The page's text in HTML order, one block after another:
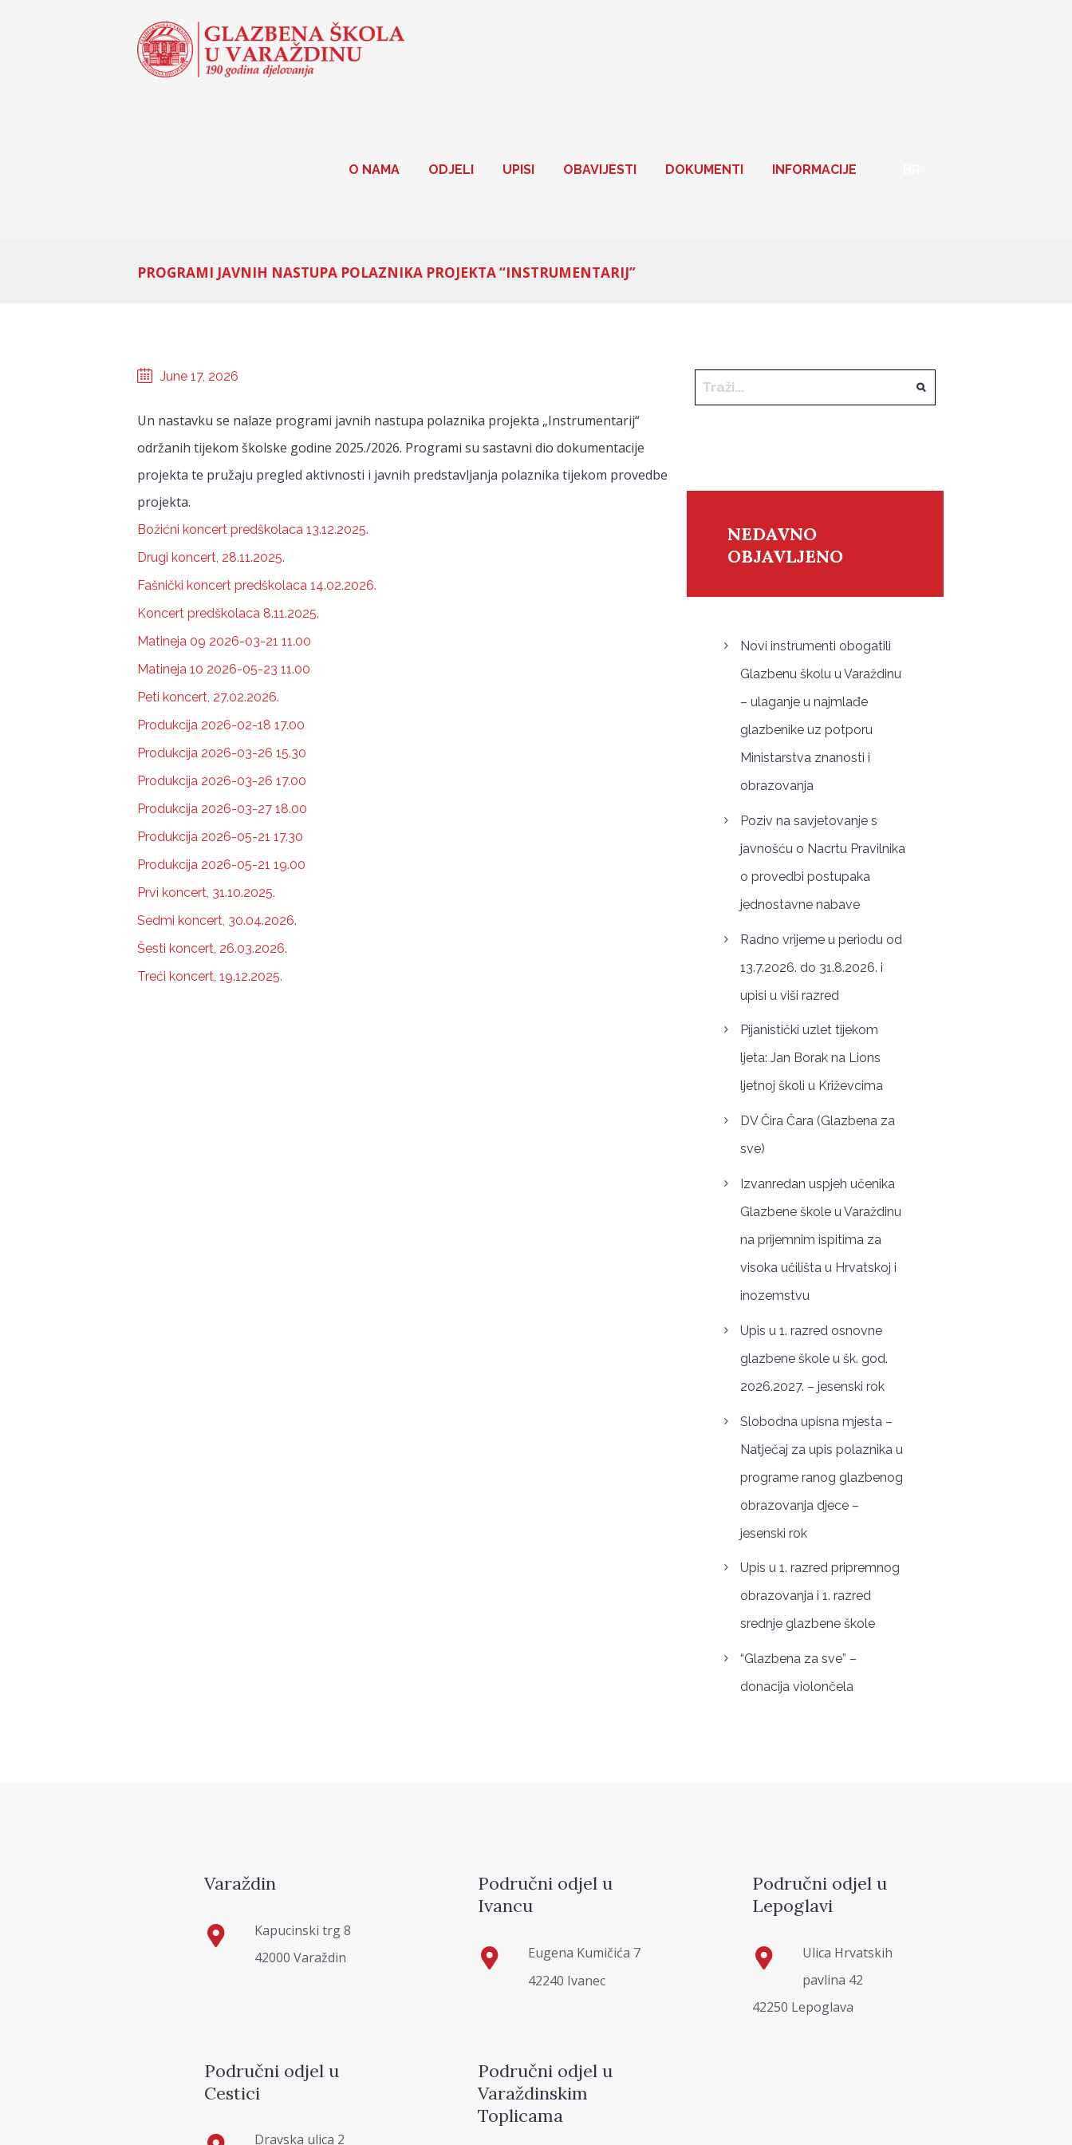
O NAMA ODJELI UPISI OBAVIJESTI DOKUMENTI INFORMACIJE
PROGRAMI JAVNIH NASTUPA POLAZNIKA PROJEKTA “INSTRUMENTARIJ”
June 17, 2026
Un nastavku se nalaze programi javnih nastupa polaznika projekta „Instrumentarij“
održanih tijekom školske godine 2025./2026. Programi su sastavni dio dokumentacije
projekta te pružaju pregled aktivnosti i javnih predstavljanja polaznika tijekom provedbe
projekta.
Božićni koncert predškolaca 13.12.2025.
Drugi koncert, 28.11.2025.
Fašnički koncert predškolaca 14.02.2026.
Koncert predškolaca 8.11.2025.
Matineja 09 2026-03-21 11.00
Matineja 10 2026-05-23 11.00
Peti koncert, 27.02.2026.
Produkcija 2026-02-18 17.00
Produkcija 2026-03-26 15.30
Produkcija 2026-03-26 17.00
Produkcija 2026-03-27 18.00
Produkcija 2026-05-21 17.30
Produkcija 2026-05-21 19.00
Prvi koncert, 31.10.2025.
Sedmi koncert, 30.04.2026.
Šesti koncert, 26.03.2026.
Treći koncert, 19.12.2025.
NEDAVNO
OBJAVLJENO
Novi instrumenti obogatili
Glazbenu školu u Varaždinu
– ulaganje u najmlađe
glazbenike uz potporu
Ministarstva znanosti i
obrazovanja
Poziv na savjetovanje s
javnošću o Nacrtu Pravilnika
o provedbi postupaka
jednostavne nabave
Radno vrijeme u periodu od
13.7.2026. do 31.8.2026. i
upisi u viši razred
Pijanistički uzlet tijekom
ljeta: Jan Borak na Lions
ljetnoj školi u Križevcima
DV Čira Čara (Glazbena za
sve)
Izvanredan uspjeh učenika
Glazbene škole u Varaždinu
na prijemnim ispitima za
visoka učilišta u Hrvatskoj i
inozemstvu
Upis u 1. razred osnovne
glazbene škole u šk. god.
2026.2027. – jesenski rok
Slobodna upisna mjesta –
Natječaj za upis polaznika u
programe ranog glazbenog
obrazovanja djece –
jesenski rok
Upis u 1. razred pripremnog
obrazovanja i 1. razred
srednje glazbene škole
“Glazbena za sve” –
donacija violončela
Varaždin
Kapucinski trg 8
42000 Varaždin
Područni odjel u
Ivancu
Eugena Kumičića 7
42240 Ivanec
Područni odjel u
Lepoglavi
Ulica Hrvatskih
pavlina 42
42250 Lepoglava
Područni odjel u
Cestici
Dravska ulica 2
Područni odjel u
Varaždinskim
Toplicama